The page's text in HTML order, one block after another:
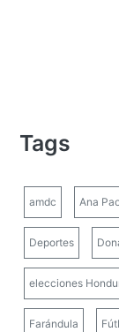
Tags
amdc Ana
Deportes
elecciones
Farándula